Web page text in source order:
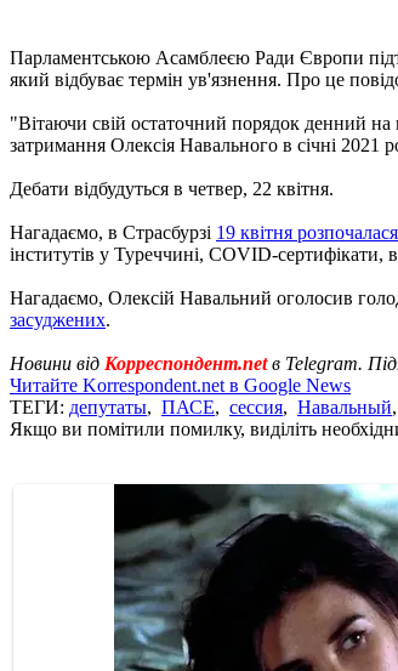
Парламентською Асамблеєю Ради Європи
який відбуває термін ув'язнення. Про це
"Вітаючи свій остаточний порядок денний на
затримання Олексія Навального в січні 2021
Дебати відбудуться в четвер, 22 квітня.
Нагадаємо, в Страсбурзі 19 квітня
інститутів у Туреччині, COVID-
Нагадаємо, Олексій Навальний оголосив
засуджених.
Новини від Корреспондент.netв Telegram.
Читайте Korrespondent.net в Google News
ТЕГИ: депутаты, ПАСЕ, сессия, Навальный,
Якщо ви помітили помилку, виділіть